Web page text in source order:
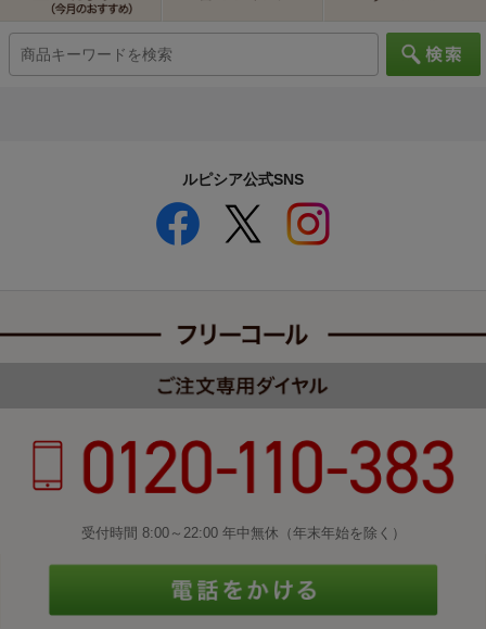
ルピシア公式SNS
受付時間 8:00～22:00 年中無休（年末年始を除く）